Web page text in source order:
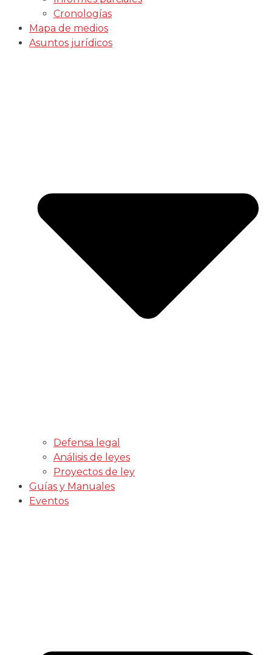
Cronologías
Mapa de medios
Asuntos jurídicos
Defensa legal
Análisis de leyes
Proyectos de ley
Guías y Manuales
Eventos